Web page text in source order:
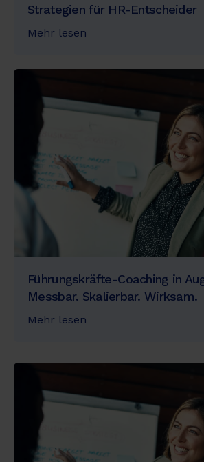
Strategien für HR-Entscheider
Mehr lesen
Führungskräfte-Coaching in
Messbar. Skalierbar. Wirksam.
Mehr lesen